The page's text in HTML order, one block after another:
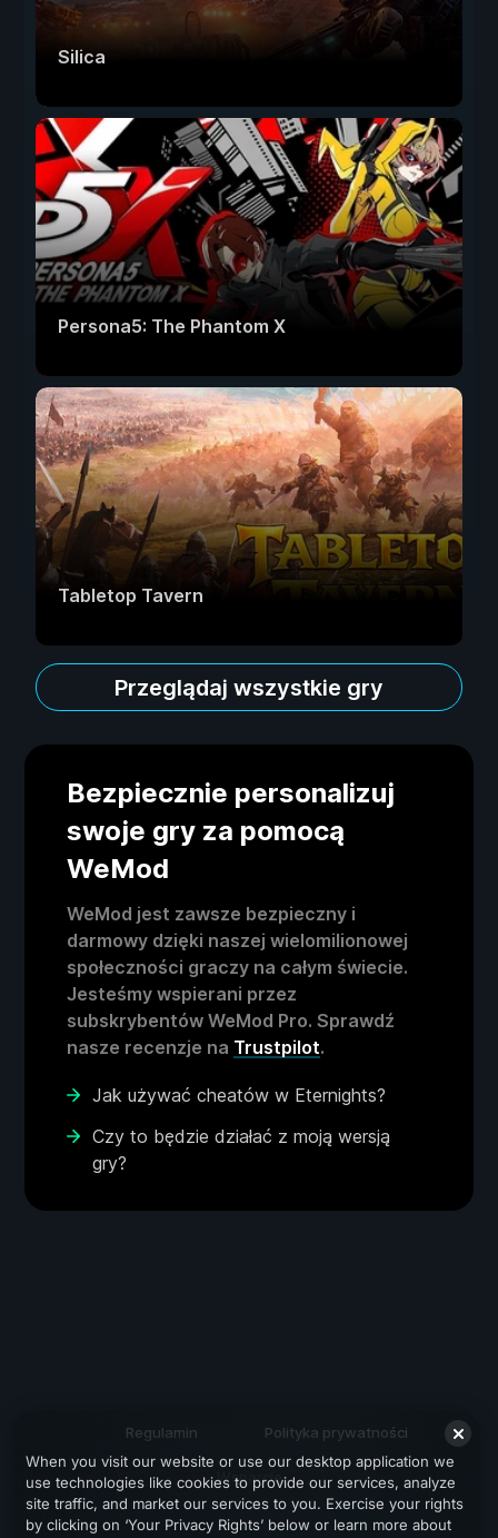
Silica
Persona5: The Phantom X
Tabletop Tavern
Przeglądaj wszystkie gry
Bezpiecznie personalizuj
swoje gry za pomocą
WeMod
WeMod jest zawsze bezpieczny i
darmowy dzięki naszej wielomilionowej
społeczności graczy na całym świecie.
Jesteśmy wspierani przez
subskrybentów WeMod Pro. Sprawdź
nasze recenzje na Trustpilot.
Jak używać cheatów w Eternights?
Czy to będzie działać z moją wersją
gry?
Regulamin Polityka prywatności
Wsparcie
When you visit our website or use our desktop application we
use technologies like cookies to provide our services, analyze
site traffic, and market our services to you. Exercise your rights
by clicking on ‘Your Privacy Rights’ below or learn more about